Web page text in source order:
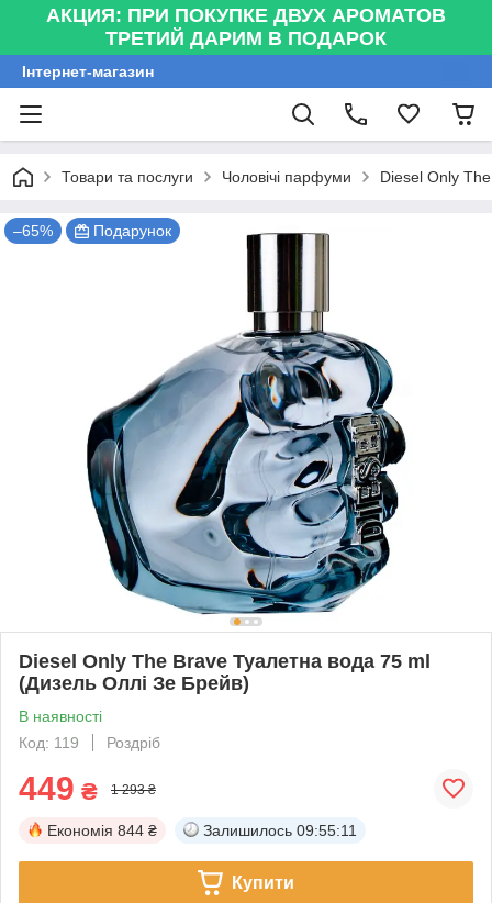
АКЦИЯ: ПРИ ПОКУПКЕ ДВУХ АРОМАТОВ
ТРЕТИЙ ДАРИМ В ПОДАРОК
Інтернет-магазин
Товари та послуги Чоловічі парфуми Diesel Only
–65% Подарунок
Diesel Only The Brave Туалетна вода 75 ml
(Дизель Оллі Зе Брейв)
В наявності
Код: 119
Роздріб
449 ₴ 1 293 ₴
Економія 844 ₴ Залишилось 09:55:10
Купити